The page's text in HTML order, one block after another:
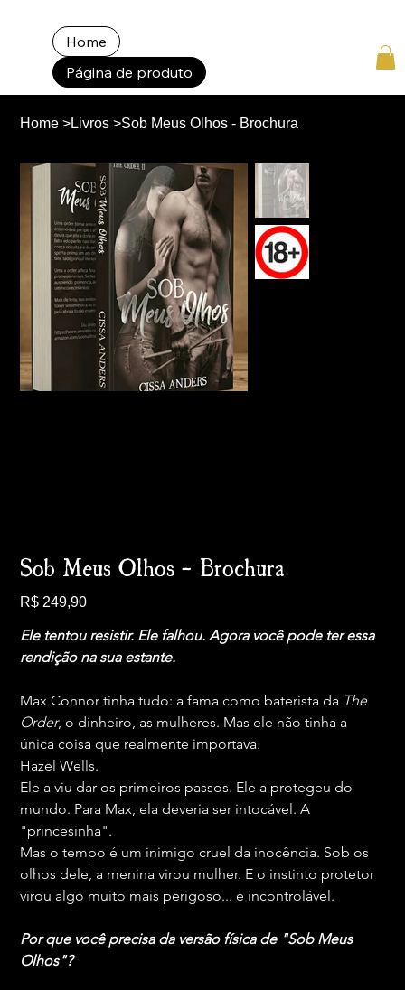
Home
Página de produto
Home >Livros >Sob Meus Olhos - Brochura
Sob Meus Olhos - Brochura
Preço
R$ 249,90
Ele tentou resistir. Ele falhou. Agora você pode ter essa
rendição na sua estante.
Max Connor tinha tudo: a fama como baterista da The
Order, o dinheiro, as mulheres. Mas ele não tinha a
única coisa que realmente importava.
Hazel Wells.
Ele a viu dar os primeiros passos. Ele a protegeu do
mundo. Para Max, ela deveria ser intocável. A
"princesinha".
Mas o tempo é um inimigo cruel da inocência. Sob os
olhos dele, a menina virou mulher. E o instinto protetor
virou algo muito mais perigoso... e incontrolável.
Por que você precisa da versão física de "Sob Meus
Olhos"?